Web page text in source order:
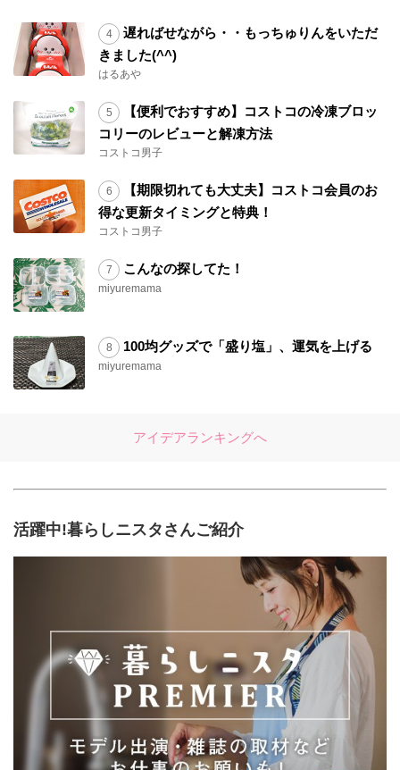
遅ればせながら・・もっちゅりんをいただ
きました(^^)
はるあや
【便利でおすすめ】コストコの冷凍ブロッ
コリーのレビューと解凍方法
コストコ男子
【期限切れても大丈夫】コストコ会員のお
得な更新タイミングと特典！
コストコ男子
こんなの探してた！
miyuremama
100均グッズで「盛り塩」、運気を上げる
miyuremama
アイデアランキングへ
活躍中!暮らしニスタさんご紹介